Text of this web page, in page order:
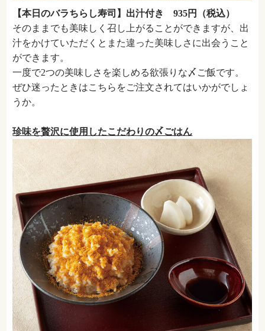
【本日のバラちらし寿司】出汁付き 935円（税込）
そのままでも美味しく召し上がることができますが、出
汁をかけていただくとまた違った美味しさに出会うこと
ができます。
一度で2つの美味しさを楽しめる欲張りな〆ご飯です。
ぜひ迷ったときはこちらをご注文されてはいかがでしょ
うか。
珍味を贅沢に使用したこだわりの〆ごはん